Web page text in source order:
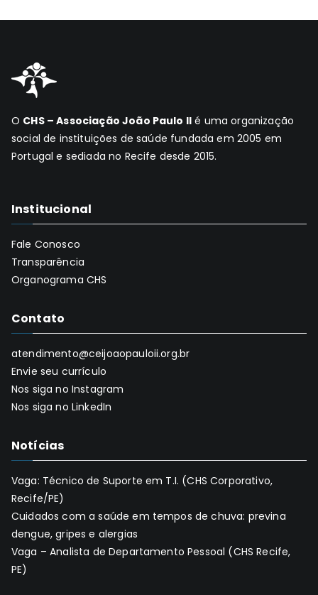
O CHS – Associação João Paulo II é uma organização
social de instituições de saúde fundada em 2005 em
Portugal e sediada no Recife desde 2015.
Institucional
Fale Conosco
Transparência
Organograma CHS
Contato
atendimento@ceijoaopauloii.org.br
Envie seu currículo
Nos siga no Instagram
Nos siga no LinkedIn
Notícias
Vaga: Técnico de Suporte em T.I. (CHS Corporativo,
Recife/PE)
Cuidados com a saúde em tempos de chuva: previna
dengue, gripes e alergias
Vaga – Analista de Departamento Pessoal (CHS Recife,
PE)